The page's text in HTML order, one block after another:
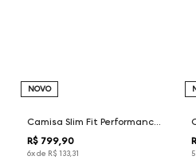
Camisa Slim Fit Performance Maquinetada Dudalina Masculina
R$ 799,90
6x de R$ 133,31
NOVO
5